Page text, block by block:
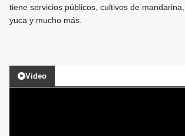
tiene servicios públicos, cultivos de
yuca y mucho más.
Video